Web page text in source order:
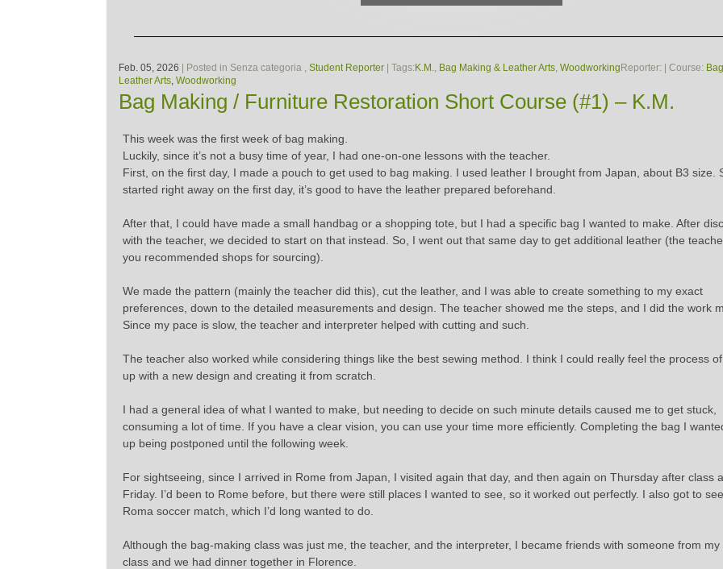
Feb. 05, 2026 | Posted in Senza categoria , Student Reporter | Tags: K.M., Bag Making & Leather Arts, Woodworking Reporter: | Course:
Leather Arts, Woodworking
Bag Making / Furniture Restoration Short Course (#1) – K.M.
This week was the first week of bag making.
Luckily, since it’s not a busy time of year, I had one-on-one lessons with the teacher.
First, on the first day, I made a pouch to get used to bag making. I used leather I brought from Japan, about B3 size.
started right away on the first day, it’s good to have the leather prepared beforehand.
After that, I could have made a small handbag or a shopping tote, but I had a specific bag I wanted to make. After
with the teacher, we decided to start on that instead. So, I went out that same day to get additional leather (the
you recommended shops for sourcing).
We made the pattern (mainly the teacher did this), cut the leather, and I was able to create something to my exact
preferences, down to the detailed measurements and design. The teacher showed me the steps, and I did the work
Since my pace is slow, the teacher and interpreter helped with cutting and such.
The teacher also worked while considering things like the best sewing method. I think I could really feel the process
up with a new design and creating it from scratch.
I had a general idea of what I wanted to make, but needing to decide on such minute details caused me to get stuck,
consuming a lot of time. If you have a clear vision, you can use your time more efficiently. Completing the bag I
up being postponed until the following week.
For sightseeing, since I arrived in Rome from Japan, I visited again that day, and then again on Thursday after class
Friday. I’d been to Rome before, but there were still places I wanted to see, so it worked out perfectly. I also got to
Roma soccer match, which I’d long wanted to do.
Although the bag-making class was just me, the teacher, and the interpreter, I became friends with someone from my
class and we had dinner together in Florence.